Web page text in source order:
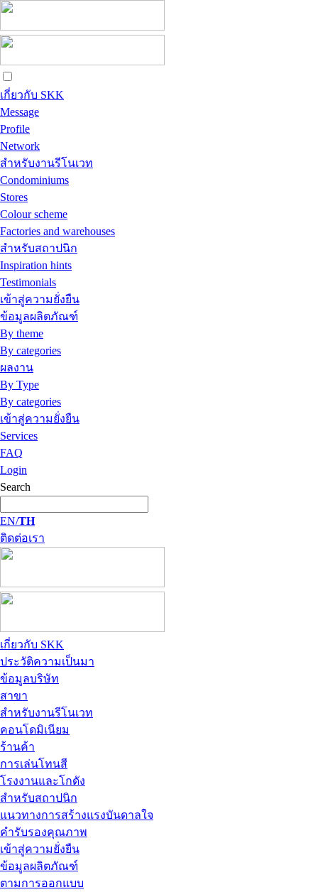
เกี่ยวกับ SKK
Message
Profile
Network
สำหรับงานรีโนเวท
Condominiums
Stores
Colour scheme
Factories and warehouses
สำหรับสถาปนิก
Inspiration hints
Testimonials
เข้าสู่ความยั่งยืน
ข้อมูลผลิตภัณฑ์
By theme
By categories
ผลงาน
By Type
By categories
เข้าสู่ความยั่งยืน
Services
FAQ
Login
Search
EN/TH
ติดต่อเรา
เกี่ยวกับ SKK
ประวัติความเป็นมา
ข้อมูลบริษัท
สาขา
สำหรับงานรีโนเวท
คอนโดมิเนียม
ร้านค้า
การเล่นโทนสี
โรงงานและโกดัง
สำหรับสถาปนิก
แนวทางการสร้างแรงบันดาลใจ
คำรับรองคุณภาพ
เข้าสู่ความยั่งยืน
ข้อมูลผลิตภัณฑ์
ตามการออกแบบ